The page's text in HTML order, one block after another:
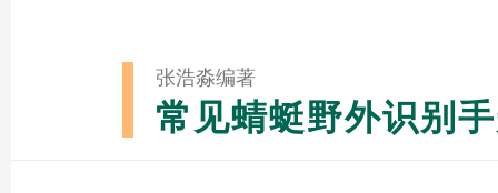
张浩淼编著
常见蜻蜓野外识别